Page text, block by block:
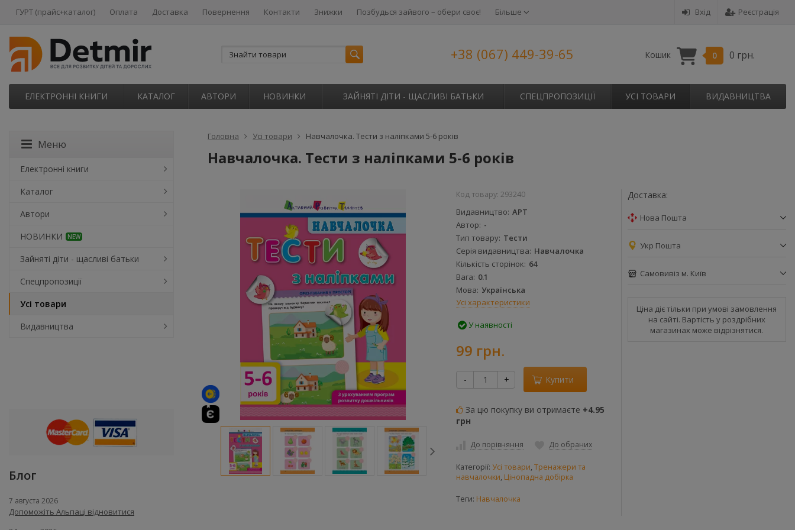
Вхід Реєстрація
ГУРТ (прайс+каталог) Оплата Доставка Повернення Контакти Знижки Позбудься зайвого – обери своє! Більше
+38 (067) 449-39-65 Кошик 0 0 грн.
ЕЛЕКТРОННІ КНИГИ КАТАЛОГ АВТОРИ НОВИНКИ ЗАЙНЯТІ ДІТИ - ЩАСЛИВІ БАТЬКИ СПЕЦПРОПОЗИЦІЇ УСІ ТОВАРИ ВИДАВНИЦТВА
Головна Усі товари Навчалочка. Тести з наліпками 5-6 років
Навчалочка. Тести з наліпками 5-6 років
Код товару: 293240
Видавництво АРТ
Автор -
Тип товару Тести
Серія видавництва Навчалочка
Кількість сторінок 64
Вага 0.1
Мова Українська
Усі характеристики
У наявності
99 грн.
- + Купити
За цю покупку ви отримаєте +4.95
грн
До порівняння До обраних
Категорії: Усі товари, Тренажери та
навчалочки, Цінопадна добірка
Теги: Навчалочка
Доставка:
Нова Пошта
Укр Пошта
Самовивіз м. Київ
Ціна діє тільки при умові замовлення
на сайті. Вартість у роздрібних
магазинах може відрізнятися.
Меню
Електронні книги
Каталог
Автори
НОВИНКИ
NEW
Зайняті діти - щасливі батьки
Спецпропозиції
Усі товари
Видавництва
Блог
7 августа 2026
Допоможіть Альпаці відновитися